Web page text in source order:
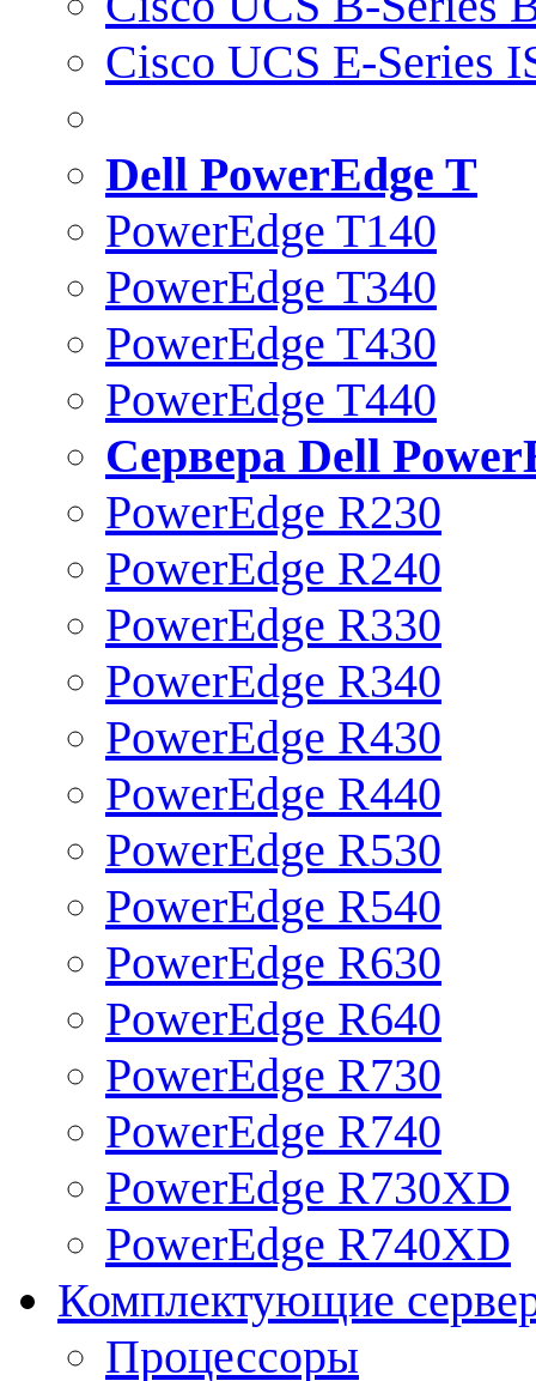
Cisco UCS E-Series
Dell PowerEdge T
PowerEdge T140
PowerEdge T340
PowerEdge T430
PowerEdge T440
Сервера Dell
PowerEdge R230
PowerEdge R240
PowerEdge R330
PowerEdge R340
PowerEdge R430
PowerEdge R440
PowerEdge R530
PowerEdge R540
PowerEdge R630
PowerEdge R640
PowerEdge R730
PowerEdge R740
PowerEdge R730XD
PowerEdge R740XD
Комплектующие
Процессоры